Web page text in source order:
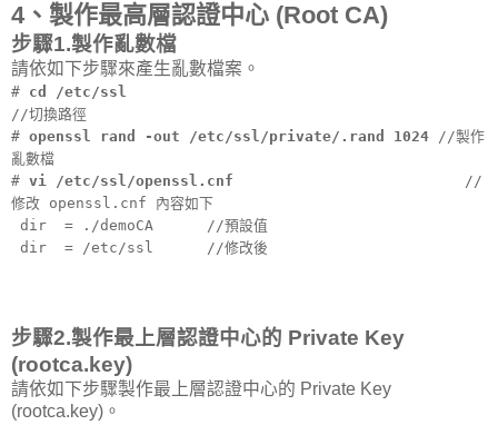
4、製作最高層認證中心 (Root CA)
步驟1.製作亂數檔
請依如下步驟來產生亂數檔案。
# cd /etc/ssl
//切換路徑
# openssl rand -out /etc/ssl/private/.rand 1024 //製作
亂數檔
# vi /etc/ssl/openssl.cnf //
修改 openssl.cnf 內容如下
dir
= ./demoCA
//預設值
dir
= /etc/ssl //修改後
步驟2.製作最上層認證中心的 Private Key
(rootca.key)
請依如下步驟製作最上層認證中心的 Private Key
(rootca.key)。